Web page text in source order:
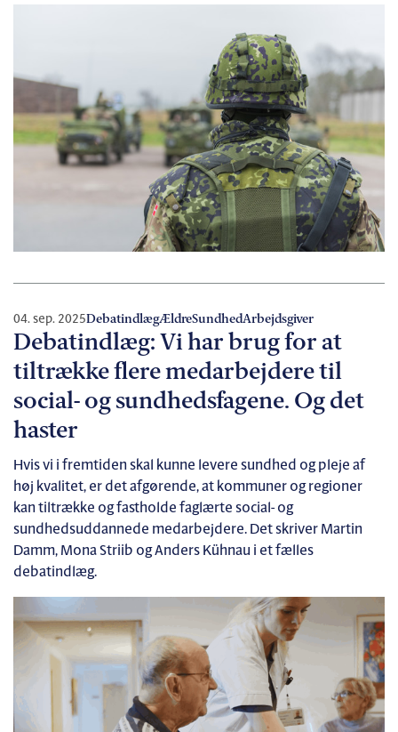
04. sep. 2025DebatindlægÆldreSundhedArbejdsgiver
Debatindlæg: Vi har brug for at
tiltrække flere medarbejdere til
social- og sundhedsfagene. Og det
haster
Hvis vi i fremtiden skal kunne levere sundhed og pleje af
høj kvalitet, er det afgørende, at kommuner og regioner
kan tiltrække og fastholde faglærte social- og
sundhedsuddannede medarbejdere. Det skriver Martin
Damm, Mona Striib og Anders Kühnau i et fælles
debatindlæg.